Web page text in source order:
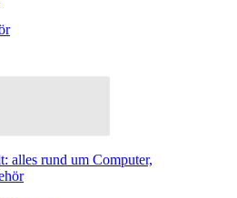
alles rund um Computer,